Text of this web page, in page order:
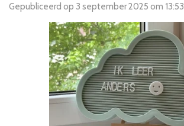
Gepubliceerd op 3 september 2025 om 13:53